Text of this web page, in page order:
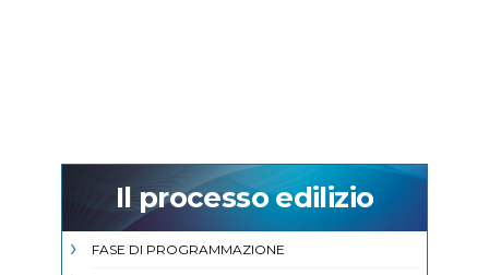
Il processo edilizio
FASE DI PROGRAMMAZIONE